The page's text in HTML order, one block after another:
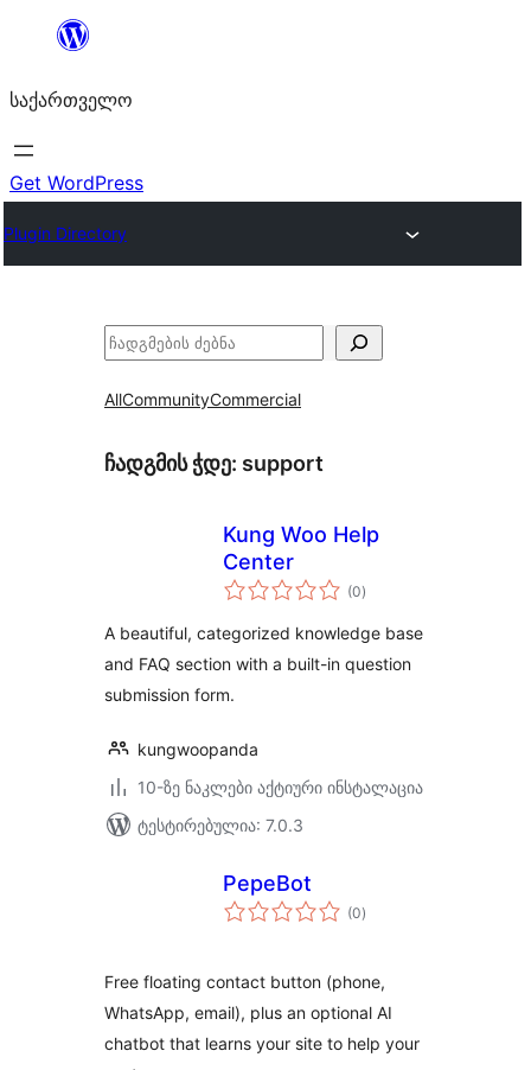
შიგთავსზე
საქართველო
Get WordPress
Plugin Directory
ძებნა
AllCommunityCommercial
ჩადგმის ჭდე: support
Kung Woo Help
Center
(0საერთო
რეიტინგი
)
A beautiful, categorized knowledge base
and FAQ section with a built-in question
submission form.
kungwoopanda
10-ზე ნაკლები აქტიური ინსტალაცია
ტესტირებულია: 7.0.3
PepeBot
(0საერთო
რეიტინგი
)
Free floating contact button (phone,
WhatsApp, email), plus an optional AI
chatbot that learns your site to help your